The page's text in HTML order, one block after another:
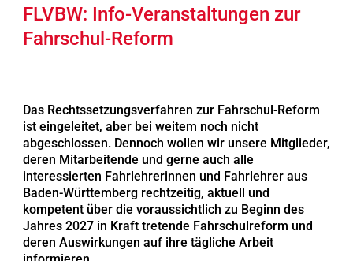
FLVBW: Info-Veranstaltungen zur
Fahrschul-Reform
Das Rechtssetzungsverfahren zur Fahrschul-Reform
ist eingeleitet, aber bei weitem noch nicht
abgeschlossen. Dennoch wollen wir unsere Mitglieder,
deren Mitarbeitende und gerne auch alle
interessierten Fahrlehrerinnen und Fahrlehrer aus
Baden-Württemberg rechtzeitig, aktuell und
kompetent über die voraussichtlich zu Beginn des
Jahres 2027 in Kraft tretende Fahrschulreform und
deren Auswirkungen auf ihre tägliche Arbeit